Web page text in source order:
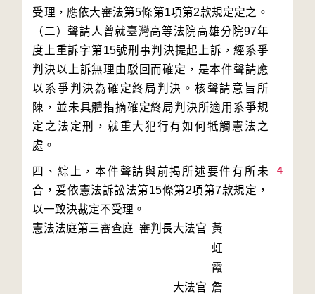
受理，應依大審法第5條第1項第2款規定定之。
（二）聲請人曾就臺灣高等法院高雄分院97年
度上重訴字第15號刑事判決提起上訴，經系爭
判決以上訴無理由駁回而確定，是本件聲請應
以系爭判決為確定終局判決。核聲請意旨所
陳，並未具體指摘確定終局判決所適用系爭規
定之法定刑，就重大犯行有如何牴觸憲法之
4
四、綜上，本件聲請與前揭所述要件有所未
合，爰依憲法訴訟法第15條第2項第7款規定，
以一致決裁定不受理。
憲法法庭第三審查庭 審判長大法官 黃
虹
霞
大法官 詹